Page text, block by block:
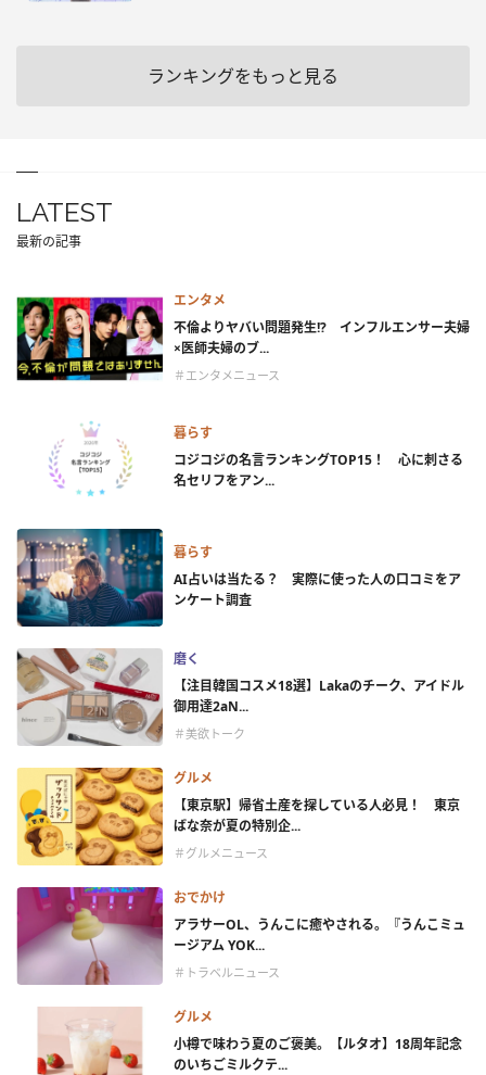
ランキングをもっと見る
LATEST
最新の記事
エンタメ
不倫よりヤバい問題発生!? インフルエンサー夫婦
×医師夫婦のブ...
＃エンタメニュース
暮らす
コジコジの名言ランキングTOP15！ 心に刺さる
名セリフをアン...
暮らす
AI占いは当たる？ 実際に使った人の口コミをア
ンケート調査
磨く
【注目韓国コスメ18選】Lakaのチーク、アイドル
御用達2aN...
＃美欲トーク
グルメ
【東京駅】帰省土産を探している人必見！ 東京
ばな奈が夏の特別企...
＃グルメニュース
おでかけ
アラサーOL、うんこに癒やされる。『うんこミュ
ージアム YOK...
＃トラベルニュース
グルメ
小樽で味わう夏のご褒美。【ルタオ】18周年記念
のいちごミルクテ...